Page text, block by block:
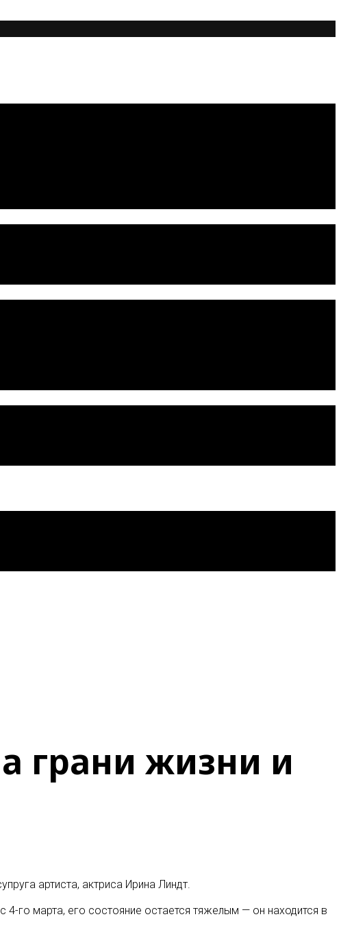
грани жизни и
артиста, актриса Ирина Линдт.
го марта, его состояние остается тяжелым — он находится в